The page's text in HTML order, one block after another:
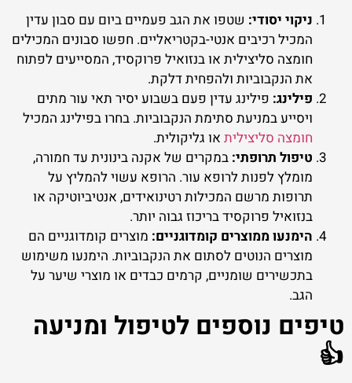
ניקוי יסודי: שטפו את הגב פעמיים ביום עם סבון עדין
המכיל רכיבים אנטי-בקטריאליים. חפשו סבונים המכילים
חומצה סליצילית או בנזואיל פרוקסיד, המסייעים לפתוח
את הנקבוביות ולהפחית דלקת.
פילינג: פילינג עדין פעם בשבוע יסיר תאי עור מתים
ויסייע במניעת סתימת הנקבוביות. בחרו בפילינג המכיל
חומצה סליצילית או גליקולית.
טיפול תרופתי: במקרים של אקנה בינונית עד חמורה,
מומלץ לפנות לרופא עור. הרופא עשוי להמליץ על
תרופות מרשם המכילות רטינואידים, אנטיביוטיקה או
בנזואיל פרוקסיד בריכוז גבוה יותר.
הימנעו ממוצרים קומדוגניים: מוצרים קומדוגניים הם
מוצרים הנוטים לסתום את הנקבוביות. הימנעו משימוש
בתכשירים שומניים, קרמים כבדים או מוצרי שיער על
הגב.
טיפים נוספים לטיפול ומניעה
👍